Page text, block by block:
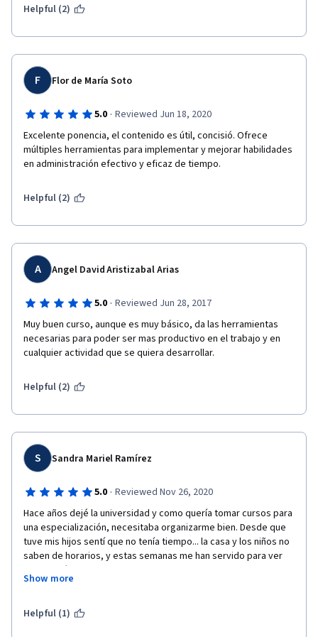
Helpful (2)
F Flor de María Soto
5.0 · Reviewed Jun 18, 2020
Excelente ponencia, el contenido es útil, concisió. Ofrece
múltiples herramientas para implementar y mejorar habilidades
en administración efectivo y eficaz de tiempo.
Helpful (2)
A Angel David Aristizabal Arias
5.0 · Reviewed Jun 28, 2017
Muy buen curso, aunque es muy básico, da las herramientas
necesarias para poder ser mas productivo en el trabajo y en
cualquier actividad que se quiera desarrollar.
Helpful (2)
S Sandra Mariel Ramírez
5.0 · Reviewed Nov 26, 2020
Hace años dejé la universidad y como quería tomar cursos para
una especialización, necesitaba organizarme bien. Desde que
tuve mis hijos sentí que no tenía tiempo... la casa y los niños no
saben de horarios, y estas semanas me han servido para ver
que podré lograr compaginar mis proyectos haciendo uso
eficiente de mis tiempos.  Me sumó muchas herramientas que
mi vida de aquí en adelante, mucho más confiada de alcanzar
Show more
Helpful (1)